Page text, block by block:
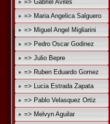
=> Gabriel Aviles
=> Maria Angelica Salguero
=> Miguel Angel Migliarini
=> Pedro Oscar Godinez
=> Julio Bepre
=> Ruben Eduardo Gomez
=> Lucia Estrada Zapata
=> Pablo Velasquez Ortiz
=> Melvyn Aguilar